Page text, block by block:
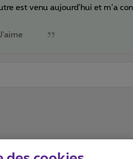
est venu aujourd’hui et m’a